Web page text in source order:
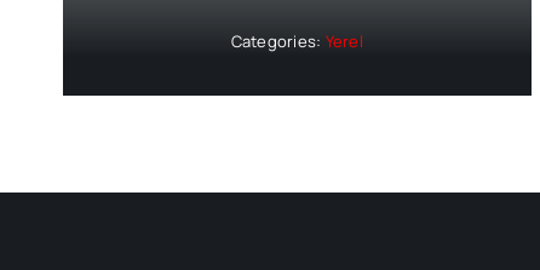
Categories: Yerel